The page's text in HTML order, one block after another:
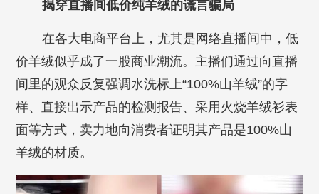
揭穿直播间低价纯羊绒的谎言骗局
在各大电商平台上，尤其是网络直播间中，低
价羊绒似乎成了一股商业潮流。主播们通过向直播
间里的观众反复强调水洗标上“100%山羊绒”的字
样、直接出示产品的检测报告、采用火烧羊绒衫表
面等方式，卖力地向消费者证明其产品是100%山
羊绒的材质。